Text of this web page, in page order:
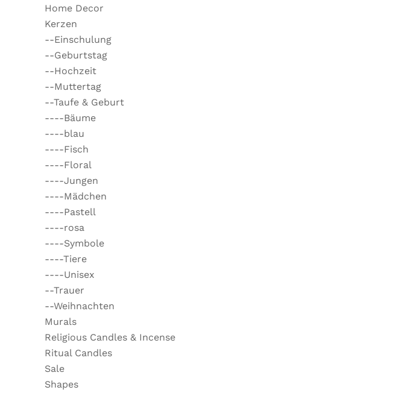
Home Decor
Kerzen
--Einschulung
--Geburtstag
--Hochzeit
--Muttertag
--Taufe & Geburt
----Bäume
----blau
----Fisch
----Floral
----Jungen
----Mädchen
----Pastell
----rosa
----Symbole
----Tiere
----Unisex
--Trauer
--Weihnachten
Murals
Religious Candles & Incense
Ritual Candles
Sale
Shapes